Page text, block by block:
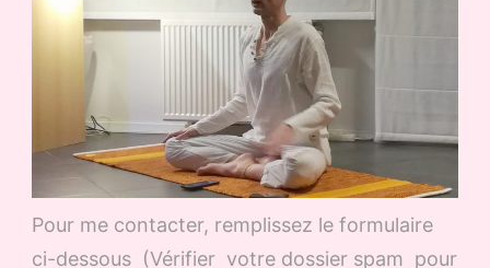
Pour me contacter, remplissez le formulaire
ci-dessous (Vérifier votre dossier spam pour